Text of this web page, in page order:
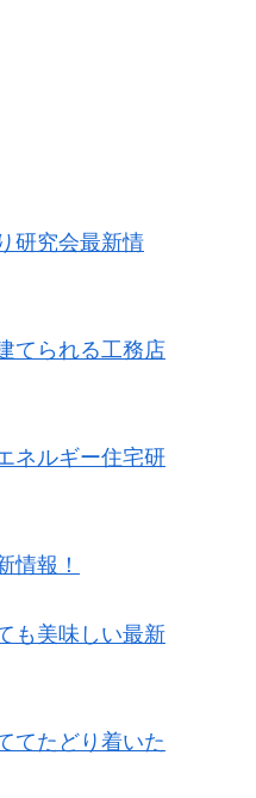
研究会最新情
てられる工務店
ネルギー住宅研
情報！
も美味しい最新
てたどり着いた